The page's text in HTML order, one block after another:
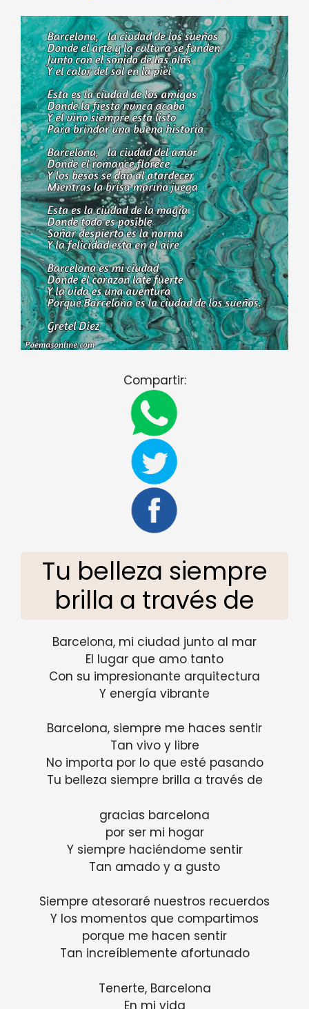
Compartir:
Tu belleza siempre
brilla a través de
Barcelona, ​​mi ciudad junto al mar
El lugar que amo tanto
Con su impresionante arquitectura
Y energía vibrante
Barcelona, ​​siempre me haces sentir
Tan vivo y libre
No importa por lo que esté pasando
Tu belleza siempre brilla a través de
gracias barcelona
por ser mi hogar
Y siempre haciéndome sentir
Tan amado y a gusto
Siempre atesoraré nuestros recuerdos
Y los momentos que compartimos
porque me hacen sentir
Tan increíblemente afortunado
Tenerte, Barcelona
En mi vida